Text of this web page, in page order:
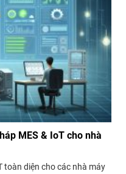
MES & IoT cho nhà
toàn diện cho các nhà máy